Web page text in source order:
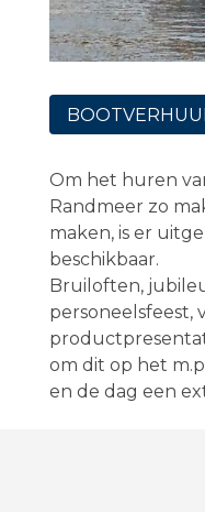
Om het huren
Randmeer zo
maken, is er
beschikbaar.
Bruiloften,
personeelsfeest,
om dit op het
en de dag een